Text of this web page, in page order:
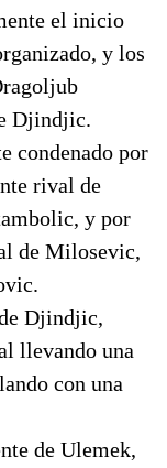
el inicio
y los
Djindjic.
condenado por
rival de
y por
de Milosevic,
Djindjic,
llevando una
con una
de Ulemek,